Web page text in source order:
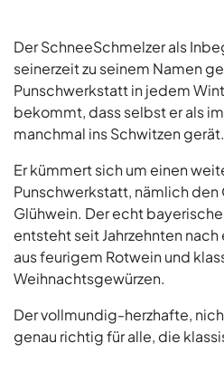
Der SchneeSchmelzer als
seinerzeit zu seinem Namen
Punschwerkstatt in jedem
bekommt, dass selbst er als
manchmal ins Schwitzen gerät.
Er kümmert sich um einen
Punschwerkstatt, nämlich
Glühwein. Der echt
entsteht seit Jahrzehnten
aus feurigem Rotwein und
Weihnachtsgewürzen.
Der vollmundig-herzhafte,
genau richtig für alle, die